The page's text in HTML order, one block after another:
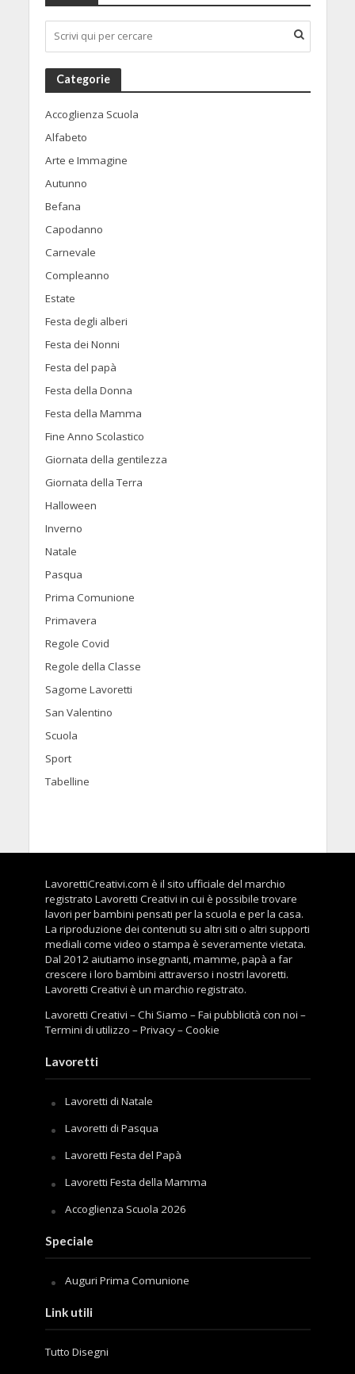
Categorie
Accoglienza Scuola
Alfabeto
Arte e Immagine
Autunno
Befana
Capodanno
Carnevale
Compleanno
Estate
Festa degli alberi
Festa dei Nonni
Festa del papà
Festa della Donna
Festa della Mamma
Fine Anno Scolastico
Giornata della gentilezza
Giornata della Terra
Halloween
Inverno
Natale
Pasqua
Prima Comunione
Primavera
Regole Covid
Regole della Classe
Sagome Lavoretti
San Valentino
Scuola
Sport
Tabelline
LavorettiCreativi.com è il sito ufficiale del marchio
registrato Lavoretti Creativi in cui è possibile trovare
lavori per bambini pensati per la scuola e per la casa.
La riproduzione dei contenuti su altri siti o altri supporti
mediali come video o stampa è severamente vietata.
Dal 2012 aiutiamo insegnanti, mamme, papà a far
crescere i loro bambini attraverso i nostri lavoretti.
Lavoretti Creativi è un marchio registrato.
Lavoretti Creativi –Chi Siamo –Fai pubblicità con noi –
Termini di utilizzo –Privacy–Cookie
Lavoretti
Lavoretti di Natale
Lavoretti di Pasqua
Lavoretti Festa del Papà
Lavoretti Festa della Mamma
Accoglienza Scuola 2026
Speciale
Auguri Prima Comunione
Link utili
Tutto Disegni